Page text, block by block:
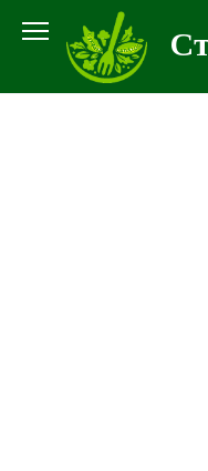
контенту